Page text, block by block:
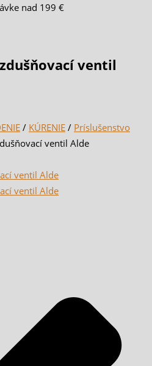
nad 199 €
ventil
/ KÚRENIE / Príslušenstvo
ventil Alde